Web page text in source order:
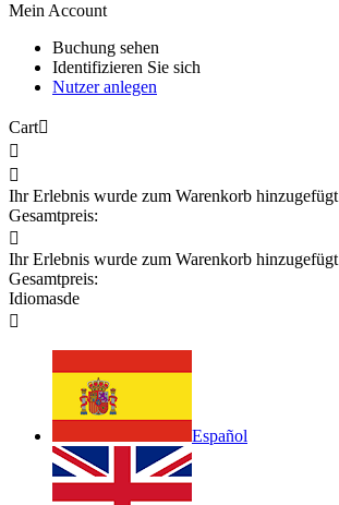
Mein Account
Buchung sehen
Identifizieren Sie sich
Nutzer anlegen
Cart


Ihr Erlebnis wurde zum Warenkorb hinzugefügt
Gesamtpreis:

Ihr Erlebnis wurde zum Warenkorb hinzugefügt
Gesamtpreis:
Idiomasde

Español